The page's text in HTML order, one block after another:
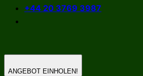
+44 20 3769 3987
ANGEBOT EINHOLEN!